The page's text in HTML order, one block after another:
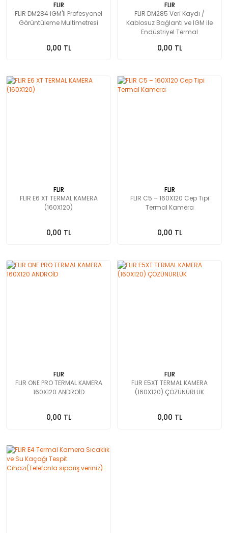
FLIR
FLIR DM284 IGM'li Profesyonel
Görüntüleme Multimetresi
0,00 TL
FLIR
FLIR DM285 Veri Kaydı /
Kablosuz Bağlantı ve IGM ile
Endüstriyel Termal
0,00 TL
FLIR
FLIR E6 XT TERMAL KAMERA
(160X120)
0,00 TL
FLIR
FLIR C5 – 160X120 Cep Tipi
Termal Kamera
0,00 TL
FLIR
FLIR ONE PRO TERMAL KAMERA
160X120 ANDROİD
0,00 TL
FLIR
FLIR E5XT TERMAL KAMERA
(160X120) ÇÖZÜNÜRLÜK
0,00 TL